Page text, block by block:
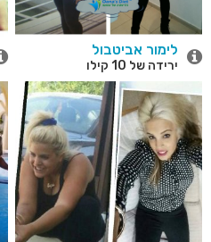
לימור אביטבול
ירידה של 10 קילו